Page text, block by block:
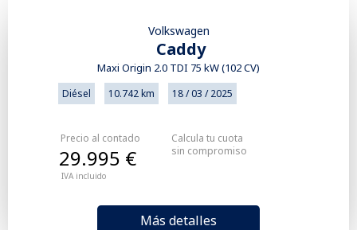
Volkswagen
Caddy
Maxi Origin 2.0 TDI 75 kW (102 CV)
Diésel 10.742 km 18 / 03 / 2025
Precio al contado
IVA incluido
29.995 €
Más detalles
Calcula tu cuota
sin compromiso